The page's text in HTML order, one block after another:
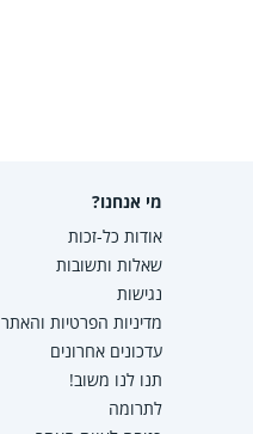
מי אנחנו?
אודות כל-זכות
שאלות ותשובות
נגישות
מדיניות הפרטיות והאתר
עדכונים אחרונים
תנו לנו משוב!
לתרומה